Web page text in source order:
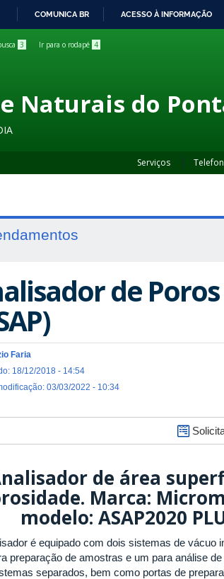
COMUNICA BR ACESSO À INFORMAÇÃO
3 Ir para o rodapé 4
Naturais do
Serviços
de
Faria
18/12/2018 - 14:54
03/03/2022 - 10:34
de área
. Marca:
modelo: ASAP2020
é equipado com dois sistemas de vácuo
preparação de amostras e um para análise
separados, bem como portas de